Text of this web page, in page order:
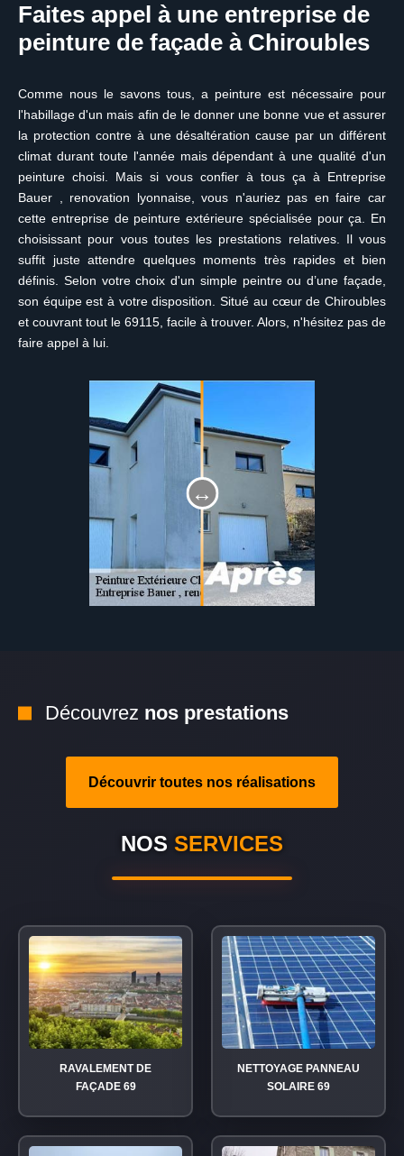
Faites appel à une entreprise de
peinture de façade à Chiroubles
Comme nous le savons tous, a peinture est nécessaire pour
l'habillage d'un mais afin de le donner une bonne vue et assurer
la protection contre à une désaltération cause par un différent
climat durant toute l'année mais dépendant à une qualité d'un
peinture choisi. Mais si vous confier à tous ça à Entreprise
Bauer , renovation lyonnaise, vous n'auriez pas en faire car
cette entreprise de peinture extérieure spécialisée pour ça. En
choisissant pour vous toutes les prestations relatives. Il vous
suffit juste attendre quelques moments très rapides et bien
définis. Selon votre choix d'un simple peintre ou d’une façade,
son équipe est à votre disposition. Situé au cœur de Chiroubles
et couvrant tout le 69115, facile à trouver. Alors, n'hésitez pas de
faire appel à lui.
Découvrez nos prestations
Découvrir toutes nos réalisations
NOS SERVICES
RAVALEMENT DE
FAÇADE 69
NETTOYAGE PANNEAU
SOLAIRE 69